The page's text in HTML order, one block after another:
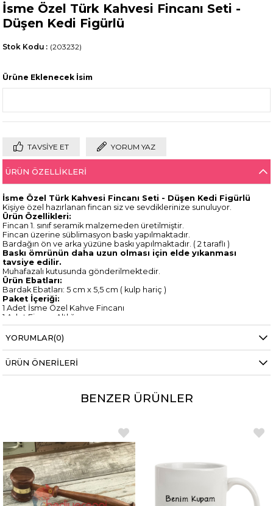
İsme Özel Türk Kahvesi Fincanı Seti -
Düşen Kedi Figürlü
(203232)
Stok Kodu
Ürüne Eklenecek İsim
TAVSIYE ET YORUM YAZ
ÜRÜN ÖZELLIKLERI
İsme Özel Türk Kahvesi Fincanı Seti - Düşen Kedi Figürlü
Kişiye özel hazırlanan fincan siz ve sevdiklerinize sunuluyor.
Ürün Özellikleri:
Fincan 1. sınıf seramik malzemeden üretilmiştir.
Fincan üzerine süblimasyon baskı yapılmaktadır.
Bardağın ön ve arka yüzüne baskı yapılmaktadır. ( 2 taraflı )
Baskı ömrünün daha uzun olması için elde yıkanması
tavsiye edilir.
Muhafazalı kutusunda gönderilmektedir.
Ürün Ebatları:
Bardak Ebatları: 5 cm x 5,5 cm ( kulp hariç )
Paket İçeriği:
1 Adet İsme Özel Kahve Fincanı
1 Adet Fincan Altlığı
YORUMLAR(0)
ÜRÜN ÖNERILERI
BENZER ÜRÜNLER